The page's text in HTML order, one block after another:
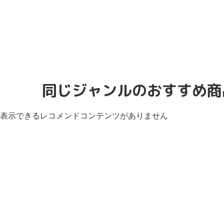
同じジャンルのおすすめ
表示できるレコメンドコンテンツがありません